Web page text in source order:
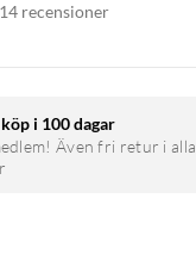
recensioner
i 100 dagar
Även fri retur i alla